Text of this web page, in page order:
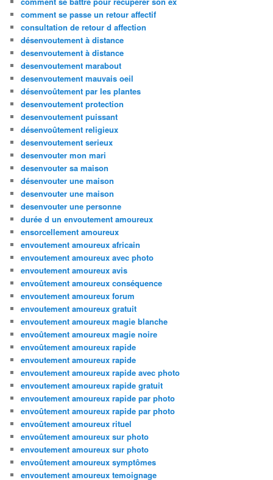
comment se passe un retour affectif
consultation de retour d affection
désenvoutement à distance
desenvoutement à distance
desenvoutement marabout
desenvoutement mauvais oeil
désenvoûtement par les plantes
desenvoutement protection
desenvoutement puissant
désenvoûtement religieux
desenvoutement serieux
desenvouter mon mari
desenvouter sa maison
désenvouter une maison
desenvouter une maison
desenvouter une personne
durée d un envoutement amoureux
ensorcellement amoureux
envoutement amoureux africain
envoutement amoureux avec photo
envoutement amoureux avis
envoûtement amoureux conséquence
envoutement amoureux forum
envoutement amoureux gratuit
envoutement amoureux magie blanche
envoûtement amoureux magie noire
envoûtement amoureux rapide
envoutement amoureux rapide
envoutement amoureux rapide avec photo
envoutement amoureux rapide gratuit
envoutement amoureux rapide par photo
envoûtement amoureux rapide par photo
envoûtement amoureux rituel
envoûtement amoureux sur photo
envoutement amoureux sur photo
envoûtement amoureux symptômes
envoutement amoureux temoignage